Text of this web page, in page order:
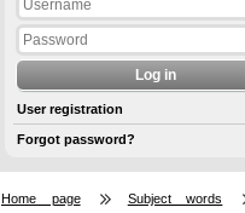
User registration
Forgot password?
Home page Subject words